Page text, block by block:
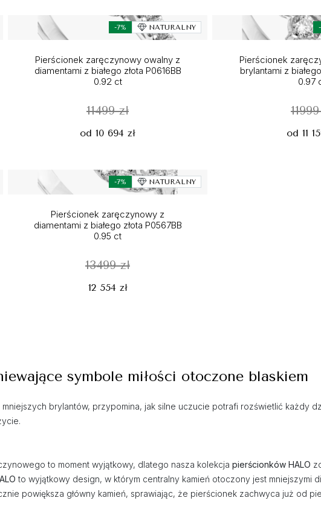
-7% NATURALNY
Pierścionek zaręczynowy owalny z
diamentami z białego złota P0616BB
0.92 ct
11499 zł
od 10 694 zł
Pierścionek
brylantami z
0.97
od 11
-7% NATURALNY
Pierścionek zaręczynowy z
diamentami z białego złota P0567BB
0.95 ct
13499 zł
12 554 zł
symbole miłości otoczone blaskiem
brylantów, przypomina, jak silne uczucie potrafi rozświetlić każdy
to moment wyjątkowy, dlatego nasza kolekcja pierścionków HALO
to wyjątkowy design, w którym centralny kamień otoczony jest mniejszymi
powiększa główny kamień, sprawiając, że pierścionek zachwyca już od